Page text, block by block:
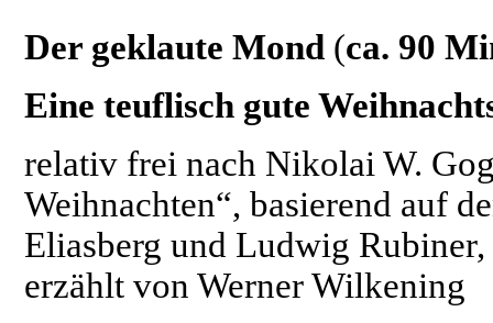
Der geklaute Mond (ca. 90
Eine teuflisch gute
relativ frei nach Nikolai W.
Weihnachten“,basierend auf
Eliasberg und Ludwig
erzählt von Werner Wilkening